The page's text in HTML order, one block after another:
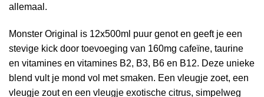
allemaal.
Monster Original is 12x500ml puur genot en geeft je een
stevige kick door toevoeging van 160mg cafeïne, taurine
en vitamines en vitamines B2, B3, B6 en B12. Deze unieke
blend vult je mond vol met smaken. Een vleugje zoet, een
vleugje zout en een vleugje exotische citrus, simpelweg